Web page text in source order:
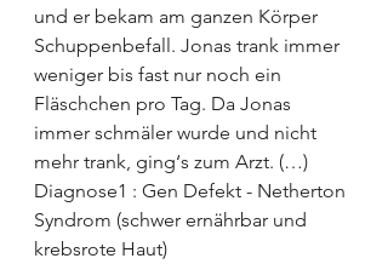
und er bekam am ganzen Körper
Schuppenbefall. Jonas trank immer
weniger bis fast nur noch ein
Fläschchen pro Tag. Da Jonas
immer schmäler wurde und nicht
mehr trank, ging‘s zum Arzt. (…)
Diagnose1 : Gen Defekt - Netherton
Syndrom (schwer ernährbar und
krebsrote Haut)